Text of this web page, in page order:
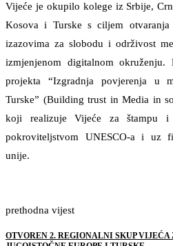
Vijeće je okupilo kolege iz Srbije,
Kosova i Turske s ciljem
izazovima za slobodu i održivost
izmjenjenom digitalnom
projekta “Izgradnja povjerenja u
Turske” (Building trust in Media in
koji realizuje Vijeće za štampu
pokroviteljstvom UNESCO-a i uz
unije.
prethodna vijest
OTVOREN 2. REGIONALNI SKUP